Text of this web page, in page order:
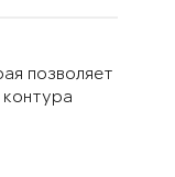
позволяет